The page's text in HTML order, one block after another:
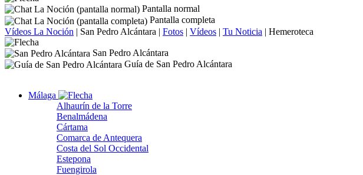
Pantalla normal
Pantalla completa
Vídeos La Noción | San Pedro Alcántara | Fotos | Vídeos | Tu Noticia | Hemeroteca
San Pedro Alcántara
Guía de San Pedro Alcántara
Málaga
Alhaurín de la Torre
Benalmádena
Cártama
Comarca de Antequera
Costa del Sol Occidental
Estepona
Fuengirola